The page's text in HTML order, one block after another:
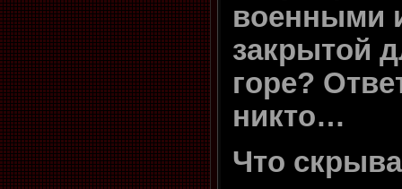
военными
закрытой
горе?
никто…
Что